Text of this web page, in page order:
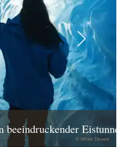
© White Desert
Eistunnel
Next